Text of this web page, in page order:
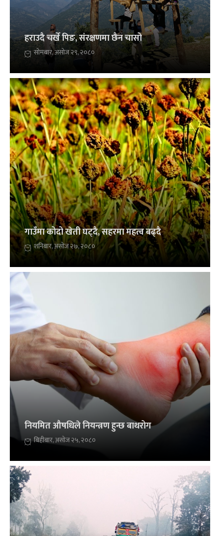
हराउदै चर्खे पिङ, संरक्षणमा छैन चासो
सोमबार, असोज २९, २०८०
गाउँमा कोदो खेती घट्दै, सहरमा महत्व बढ्दै
शनिबार, असोज २७, २०८०
नियमित औषधिले नियन्त्रण हुन्छ बाथरोग
बिहीबार, असोज २५, २०८०